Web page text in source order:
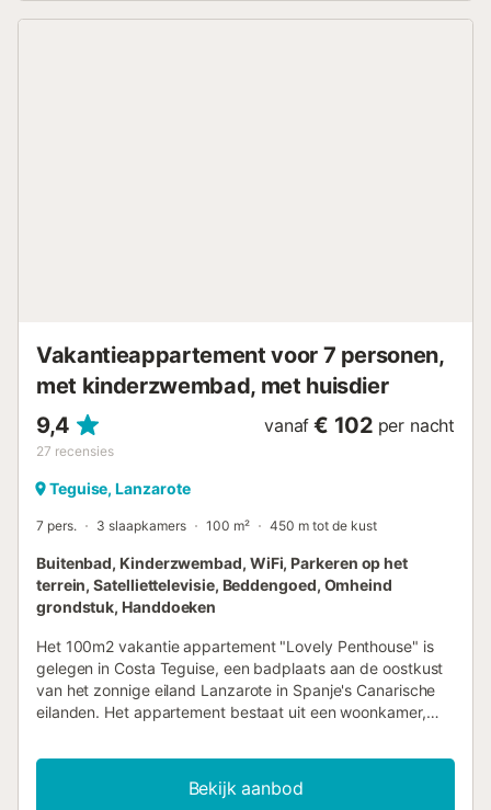
Vakantieappartement voor 7 personen,
met kinderzwembad, met huisdier
9,4
27 recensies
vanaf € 102 per nacht
Teguise, Lanzarote
7 pers. 3 slaapkamers 100 m² 450 m tot de kust
Buitenbad, Kinderzwembad, WiFi, Parkeren op het
terrein, Satelliettelevisie, Beddengoed, Omheind
grondstuk, Handdoeken
Het 100m2 vakantie appartement "Lovely Penthouse" is
gelegen in Costa Teguise, een badplaats aan de oostkust
van het zonnige eiland Lanzarote in Spanje's Canarische
eilanden. Het appartement bestaat uit een woonkamer,
slaapkamers en een badkamer en is dus geschikt voor 7
personen. Het appartement beschikt over Wi-Fi (geschikt
voor videogesprekken), satelliettelevisie en een
Bekijk aanbod